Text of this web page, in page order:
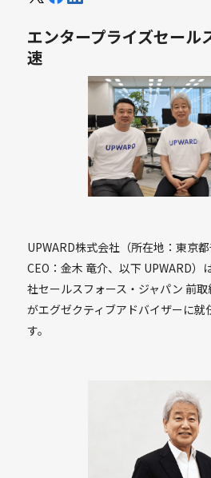
エンタープライズセール
速
UPWARD株式会社（所在地：東京
CEO：金木 竜介、以下 UPWARD
社セールスフォース・ジャパン 前
がエグゼクティブアドバイザーに就
す。